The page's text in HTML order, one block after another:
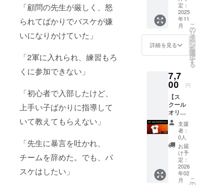
「顧問の先生が厳しく、怒
られてばかりでバスケが嫌
いになりかけていた」
「2軍に入れられ、練習もろ
くに参加できない」
「初心者で入部したけど、
上手い子ばかりに指導して
いて教えてもらえない」
「先生に暴言を吐かれ、
チームを辞めた。でも、バ
スケはしたい」
する
ページ
に、支
援者一
覧とし
てお名
備考欄
に掲載
するお
名前を
入力く
ださい
※掲載期
間は
2025年
11月〜
2026年
1月末日
まで
トへの
支援に
加え、
スクー
ルの活
動費に
一部を
充てさ
きま
す。
メール
にてお
礼メッ
セージ
の送信
をさせ
て頂き
ます。
※このリ
ターン
は2000
円・
10000
定：
2025
年11
月
詳細を見る
こ
の
リ
タ
ー
ン
を
選
択
す
る
7,7
00 円
【ス
クール
オリジ
ナルT
シャ
ツ】 当
スクー
ルロゴ
を記載
した、T
シャツ
を送り
支援
者：
0人
お届
け予
定：
2026
年02
月
こ